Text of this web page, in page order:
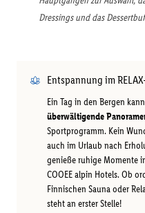
Dressings und das
Entspannung im
Ein Tag in den Bergen
überwältigende
Sportprogramm. Kein
auch im Urlaub nach
genieße ruhige Momente
COOEE alpin Hotels. Ob
Finnischen Sauna oder
steht an erster Stelle!